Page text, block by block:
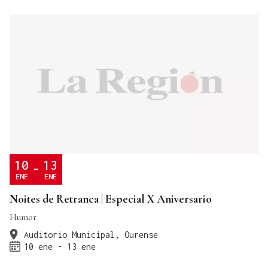
10
ENE - 13
ENE
Noites de Retranca | Especial X Aniversario
Humor
Auditorio Municipal, Ourense
10 ene - 13 ene